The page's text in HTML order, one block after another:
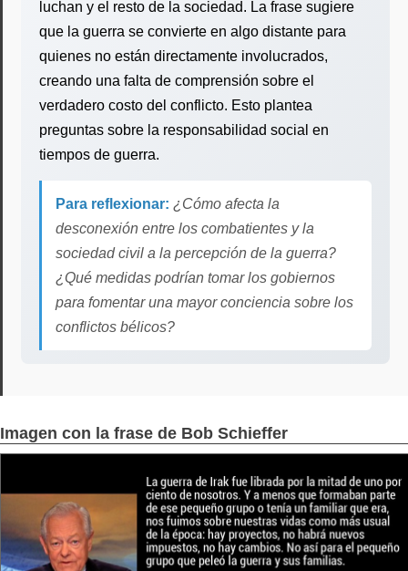
luchan y el resto de la sociedad. La frase sugiere
que la guerra se convierte en algo distante para
quienes no están directamente involucrados,
creando una falta de comprensión sobre el
verdadero costo del conflicto. Esto plantea
preguntas sobre la responsabilidad social en
tiempos de guerra.
Para reflexionar: ¿Cómo afecta la
desconexión entre los combatientes y la
sociedad civil a la percepción de la guerra?
¿Qué medidas podrían tomar los gobiernos
para fomentar una mayor conciencia sobre los
conflictos bélicos?
Imagen con la frase de Bob Schieffer